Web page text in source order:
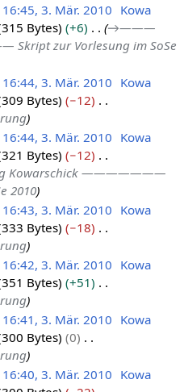
16:45, 3. Mär. 2010 Kowa
315 Bytes +6 →———
Skript zur Vorlesung im SoSe
16:44, 3. Mär. 2010 Kowa
309 Bytes
−12
16:44, 3. Mär. 2010 Kowa
321 Bytes
−12
———————
2010
16:43, 3. Mär. 2010 Kowa
333 Bytes
−18
16:42, 3. Mär. 2010 Kowa
351 Bytes
+51
16:41, 3. Mär. 2010 Kowa
300 Bytes
0
16:40, 3. Mär. 2010 Kowa